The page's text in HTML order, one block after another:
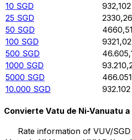
10 SGD 932,102
25 SGD 2330,26
50 SGD 4660,51
100 SGD 9321,02
500 SGD
1000 SGD
5000 SGD 466.051
10.000 SGD 932.102
Convierte Vatu de Ni-Vanuatu
Rate information of VUV/